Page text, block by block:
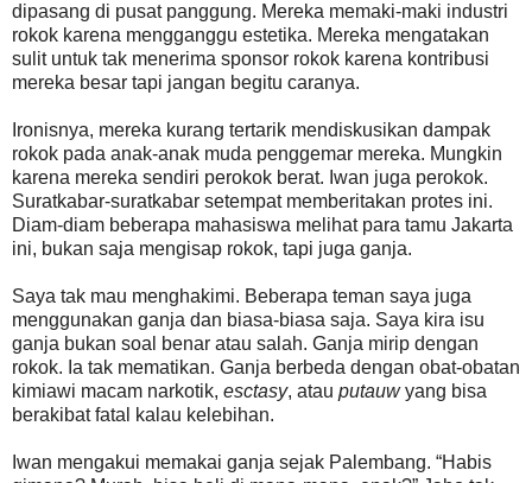
dipasang di pusat panggung. Mereka memaki-maki industri
rokok karena mengganggu estetika. Mereka mengatakan
sulit untuk tak menerima sponsor rokok karena kontribusi
mereka besar tapi jangan begitu caranya.
Ironisnya, mereka kurang tertarik mendiskusikan dampak
rokok pada anak-anak muda penggemar mereka. Mungkin
karena mereka sendiri perokok berat. Iwan juga perokok.
Suratkabar-suratkabar setempat memberitakan protes ini.
Diam-diam beberapa mahasiswa melihat para tamu Jakarta
ini, bukan saja mengisap rokok, tapi juga ganja.
Saya tak mau menghakimi. Beberapa teman saya juga
menggunakan ganja dan biasa-biasa saja. Saya kira isu
ganja bukan soal benar atau salah. Ganja mirip dengan
rokok. Ia tak mematikan. Ganja berbeda dengan obat-obatan
kimiawi macam narkotik, esctasy, atau putauwyang bisa
berakibat fatal kalau kelebihan.
Iwan mengakui memakai ganja sejak Palembang. “Habis